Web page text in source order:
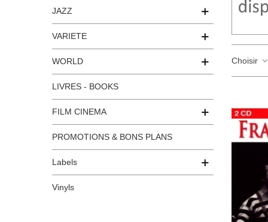
JAZZ
VARIETE
WORLD
LIVRES - BOOKS
FILM CINEMA
PROMOTIONS & BONS PLANS
Labels
Vinyls
Choisir